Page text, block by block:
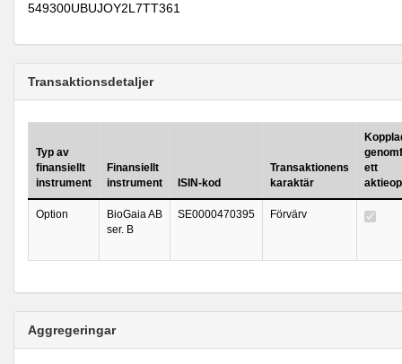
549300UBUJOY2L7TT361
Transaktionsdetaljer
Typ av
finansiellt
instrument
Finansiellt
instrument
ISIN-kod
Transaktionens
karaktär
ett
Option
BioGaia AB
ser. B
SE0000470395 Förvärv
Aggregeringar